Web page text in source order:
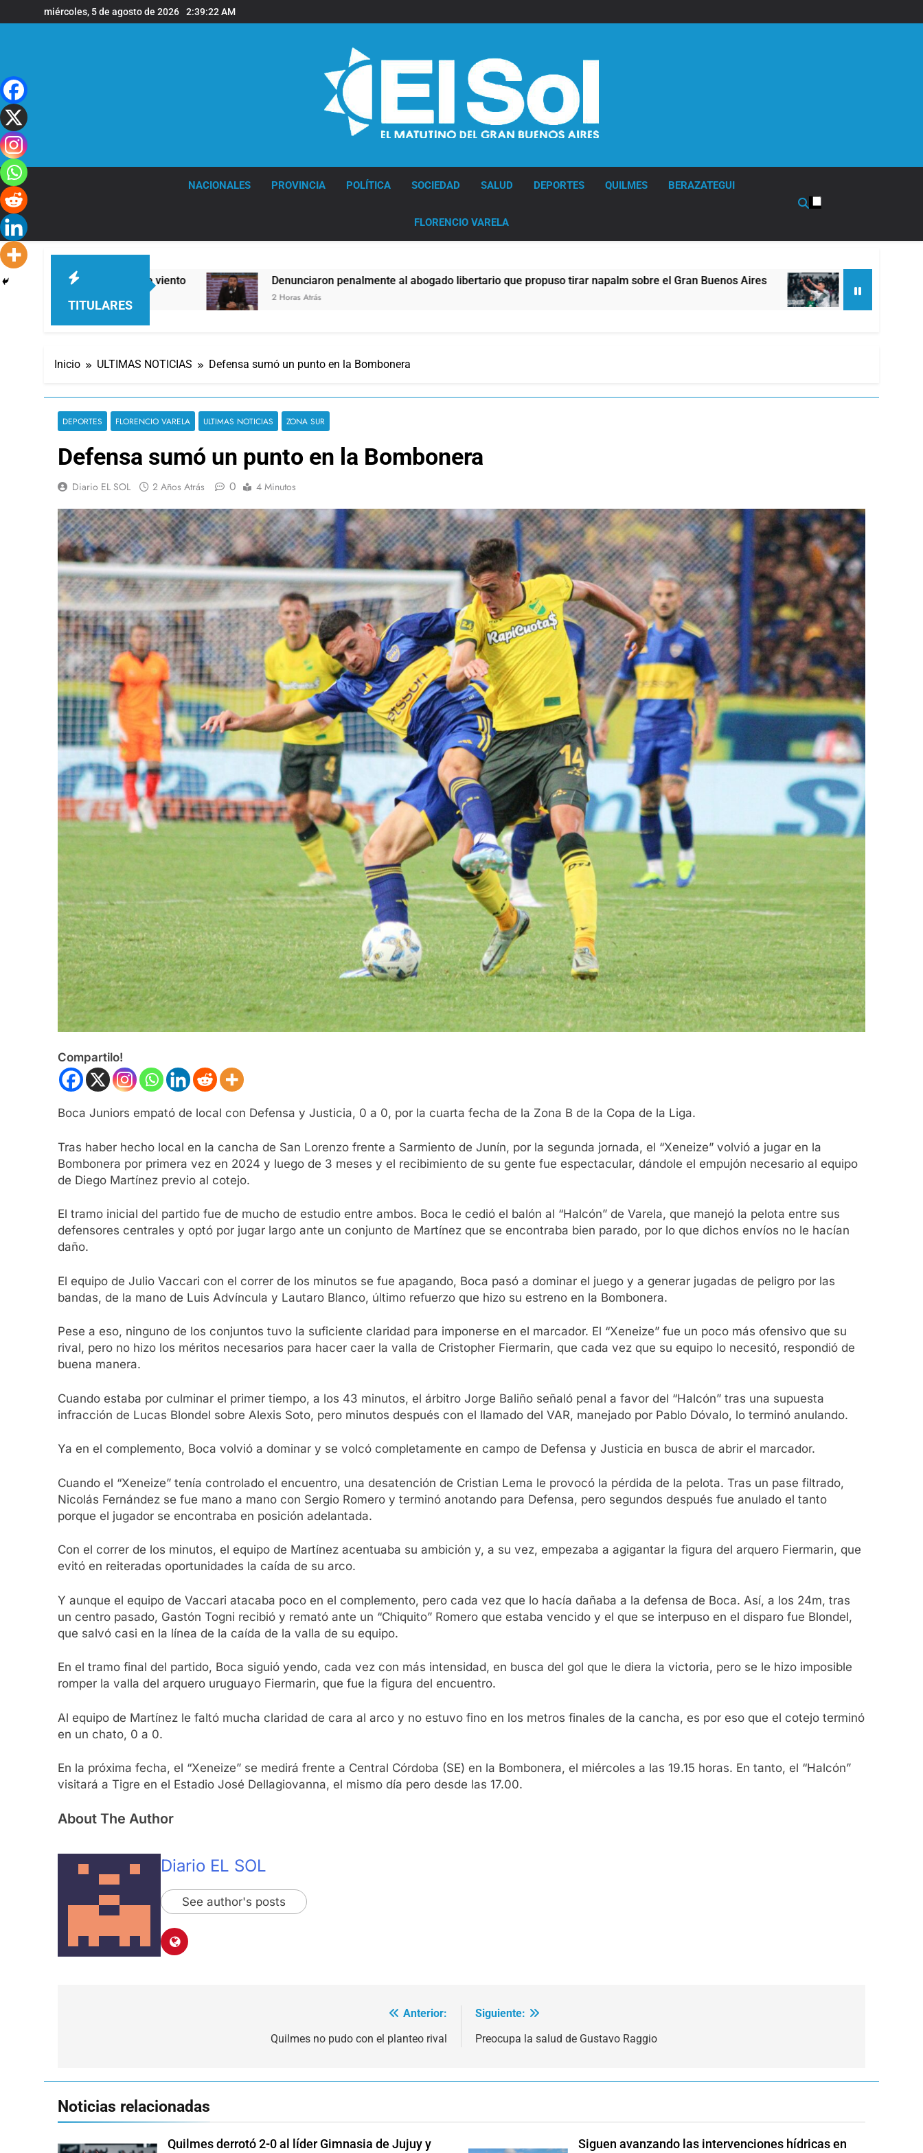
al
miércoles, 5 de agosto de 2026 2:39:24 AM
NACIONALES PROVINCIA POLÍTICA SOCIEDAD SALUD DEPORTES QUILMES BERAZATEGUI
FLORENCIO VARELA
TITULARES
de viento Denunciaron penalmente al abogado libertario que propuso tirar napalm sobre el Gran Buenos Aires Quilmes derrotó 2-0 al líder
Inicio ULTIMAS NOTICIAS Defensa sumó un punto en la Bombonera
DEPORTES FLORENCIO VARELA ULTIMAS NOTICIAS ZONA SUR
Defensa sumó un punto en la Bombonera
Diario EL SOL 2 Años Atrás 0 4 Minutos
Compartilo!
Boca Juniors empató de local con Defensa y Justicia, 0 a 0, por la cuarta fecha de la Zona B de la Copa de la Liga.
Tras haber hecho local en la cancha de San Lorenzo frente a Sarmiento de Junín, por la segunda jornada, el “Xeneize” volvió a jugar en la
Bombonera por primera vez en 2024 y luego de 3 meses y el recibimiento de su gente fue espectacular, dándole el empujón necesario al equipo
de Diego Martínez previo al cotejo.
El tramo inicial del partido fue de mucho de estudio entre ambos. Boca le cedió el balón al “Halcón” de Varela, que manejó la pelota entre sus
defensores centrales y optó por jugar largo ante un conjunto de Martínez que se encontraba bien parado, por lo que dichos envíos no le hacían
daño.
El equipo de Julio Vaccari con el correr de los minutos se fue apagando, Boca pasó a dominar el juego y a generar jugadas de peligro por las
bandas, de la mano de Luis Advíncula y Lautaro Blanco, último refuerzo que hizo su estreno en la Bombonera.
Pese a eso, ninguno de los conjuntos tuvo la suficiente claridad para imponerse en el marcador. El “Xeneize” fue un poco más ofensivo que su
rival, pero no hizo los méritos necesarios para hacer caer la valla de Cristopher Fiermarin, que cada vez que su equipo lo necesitó, respondió de
buena manera.
Cuando estaba por culminar el primer tiempo, a los 43 minutos, el árbitro Jorge Baliño señaló penal a favor del “Halcón” tras una supuesta
infracción de Lucas Blondel sobre Alexis Soto, pero minutos después con el llamado del VAR, manejado por Pablo Dóvalo, lo terminó anulando.
Ya en el complemento, Boca volvió a dominar y se volcó completamente en campo de Defensa y Justicia en busca de abrir el marcador.
Cuando el “Xeneize” tenía controlado el encuentro, una desatención de Cristian Lema le provocó la pérdida de la pelota. Tras un pase filtrado,
Nicolás Fernández se fue mano a mano con Sergio Romero y terminó anotando para Defensa, pero segundos después fue anulado el tanto
porque el jugador se encontraba en posición adelantada.
Con el correr de los minutos, el equipo de Martínez acentuaba su ambición y, a su vez, empezaba a agigantar la figura del arquero Fiermarin, que
evitó en reiteradas oportunidades la caída de su arco.
Y aunque el equipo de Vaccari atacaba poco en el complemento, pero cada vez que lo hacía dañaba a la defensa de Boca. Así, a los 24m, tras
un centro pasado, Gastón Togni recibió y remató ante un “Chiquito” Romero que estaba vencido y el que se interpuso en el disparo fue Blondel,
que salvó casi en la línea de la caída de la valla de su equipo.
En el tramo final del partido, Boca siguió yendo, cada vez con más intensidad, en busca del gol que le diera la victoria, pero se le hizo imposible
romper la valla del arquero uruguayo Fiermarin, que fue la figura del encuentro.
Al equipo de Martínez le faltó mucha claridad de cara al arco y no estuvo fino en los metros finales de la cancha, es por eso que el cotejo terminó
en un chato, 0 a 0.
En la próxima fecha, el “Xeneize” se medirá frente a Central Córdoba (SE) en la Bombonera, el miércoles a las 19.15 horas. En tanto, el “Halcón”
visitará a Tigre en el Estadio José Dellagiovanna, el mismo día pero desde las 17.00.
About The Author
Diario EL SOL
See author's posts
Anterior:
Quilmes no pudo con el planteo rival
Siguiente:
Preocupa la salud de Gustavo Raggio
Noticias relacionadas
Quilmes derrotó 2-0 al líder Gimnasia de Jujuy y Siguen avanzando las intervenciones hídricas en